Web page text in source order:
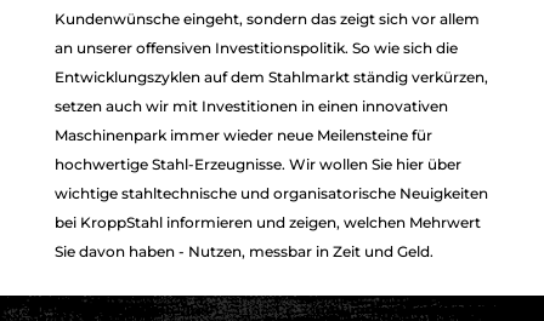
Kundenwünsche eingeht, sondern das zeigt sich vor allem
an unserer offensiven Investitionspolitik. So wie sich die
Entwicklungszyklen auf dem Stahlmarkt ständig verkürzen,
setzen auch wir mit Investitionen in einen innovativen
Maschinenpark immer wieder neue Meilensteine für
hochwertige Stahl-Erzeugnisse. Wir wollen Sie hier über
wichtige stahltechnische und organisatorische Neuigkeiten
bei KroppStahl informieren und zeigen, welchen Mehrwert
Sie davon haben - Nutzen, messbar in Zeit und Geld.